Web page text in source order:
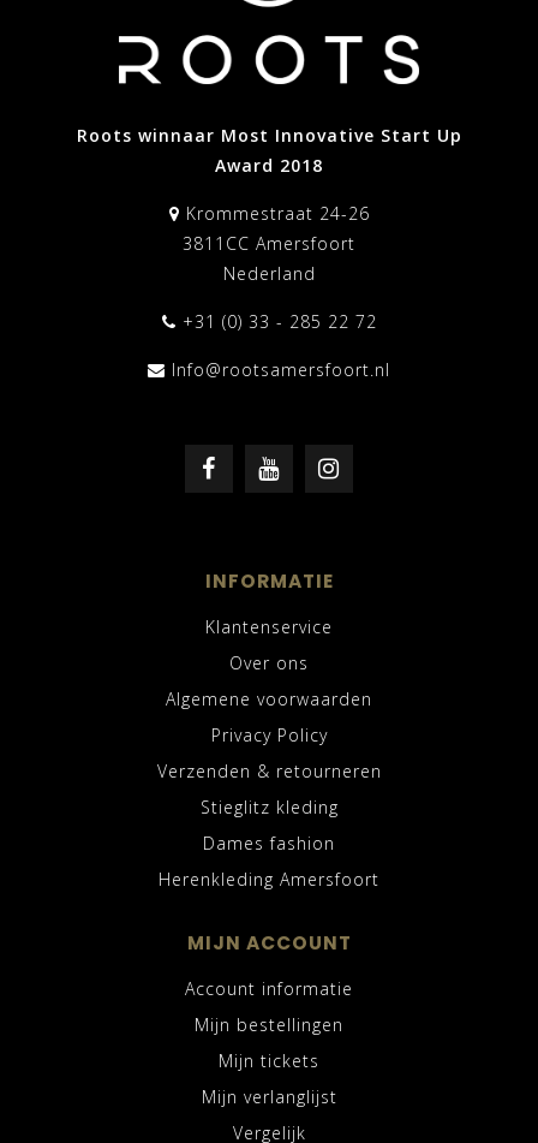
Roots winnaar Most Innovative Start Up
Award 2018
Krommestraat 24-26
3811CC Amersfoort
Nederland
+31 (0) 33 - 285 22 72
Info@rootsamersfoort.nl
INFORMATIE
Klantenservice
Over ons
Algemene voorwaarden
Privacy Policy
Verzenden & retourneren
Stieglitz kleding
Dames fashion
Herenkleding Amersfoort
MIJN ACCOUNT
Account informatie
Mijn bestellingen
Mijn tickets
Mijn verlanglijst
Vergelijk